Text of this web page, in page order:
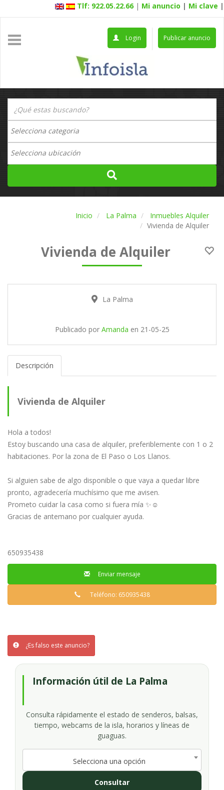
Tlf: 922.05.22.66 | Mi anuncio | Mi clave |
Publicar anuncio
Login
Inicio La Palma
Inmuebles Alquiler
Vivienda de Alquiler
Vivienda de Alquiler
La Palma
Publicado por Amanda en 21-05-25
Descripción
Vivienda de Alquiler
Hola a todos!
Estoy buscando una casa de alquiler, preferiblemente con 1 o 2
habitaciones. Por la zona de El Paso o Los Llanos.
Si alguien sabe de algo disponible o que vaya a quedar libre
pronto, agradecería muchísimo que me avisen.
Prometo cuidar la casa como si fuera mía ✨☺️
Gracias de antemano por cualquier ayuda.
650935438
Enviar mensaje
Teléfono: 650935438
¿Es falso este anuncio?
Información útil de La Palma
Consulta rápidamente el estado de senderos, balsas,
tiempo, webcams de la isla, horarios y líneas de
guaguas.
Selecciona una opción
Consultar